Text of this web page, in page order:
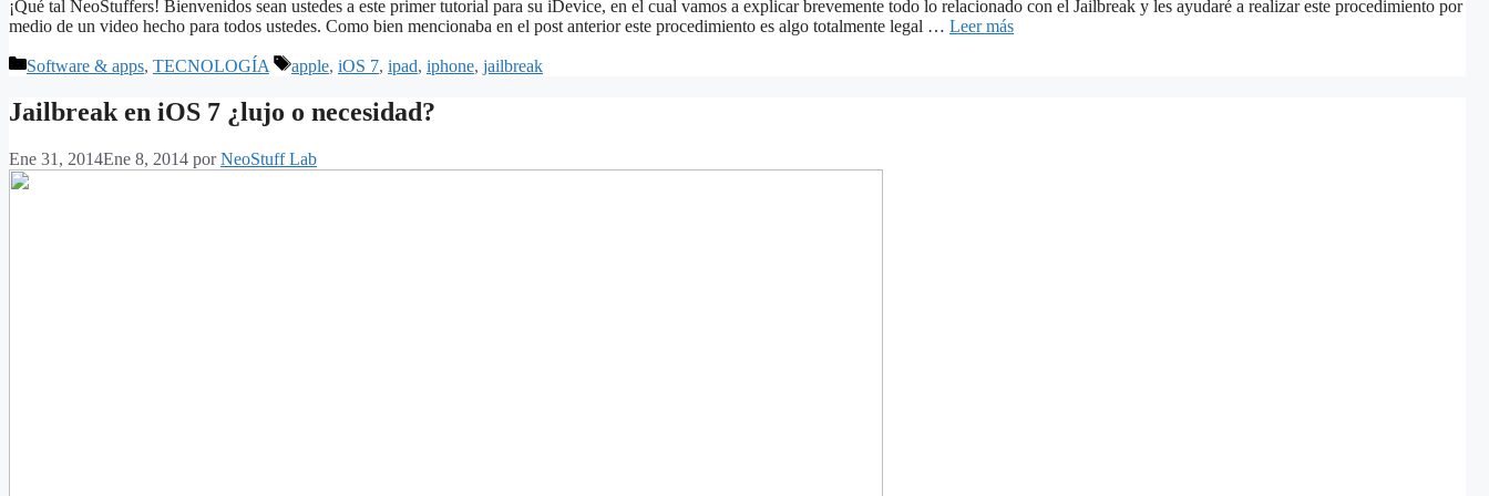
¡Qué tal NeoStuffers! Bienvenidos sean ustedes a este primer tutorial para su iDevice, en el cual vamos a explicar brevemente todo lo relacionado con el Jailbreak y les ayudaré a realizar este procedimiento por
medio de un video hecho para todos ustedes. Como bien mencionaba en el post anterior este procedimiento es algo totalmente legal … Leer más
Categorías
Software & apps, TECNOLOGÍA Etiquetas
apple, iOS 7, ipad, iphone, jailbreak
Jailbreak en iOS 7 ¿lujo o necesidad?
Ene 31, 2014Ene 8, 2014 porNeoStuff Lab